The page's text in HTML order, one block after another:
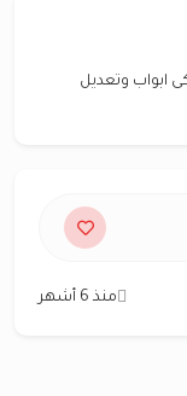
ابواب وتعديل
منذ 6 أشهر